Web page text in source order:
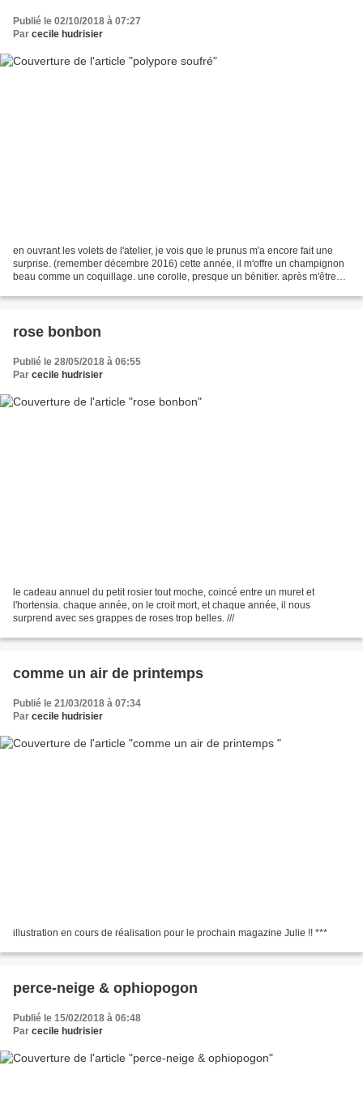
Publié le 02/10/2018 à 07:27
Par cecile hudrisier
en ouvrant les volets de l'atelier, je vois que le prunus m'a encore fait une
surprise. (remember décembre 2016) cette année, il m'offre un champignon
beau comme un coquillage. une corolle, presque un bénitier. après m'être
rose bonbon
Publié le 28/05/2018 à 06:55
Par cecile hudrisier
le cadeau annuel du petit rosier tout moche, coincé entre un muret et
l'hortensia. chaque année, on le croit mort, et chaque année, il nous
surprend avec ses grappes de roses trop belles. ///
comme un air de printemps
Publié le 21/03/2018 à 07:34
Par cecile hudrisier
illustration en cours de réalisation pour le prochain magazine Julie !! ***
perce-neige & ophiopogon
Publié le 15/02/2018 à 06:48
Par cecile hudrisier